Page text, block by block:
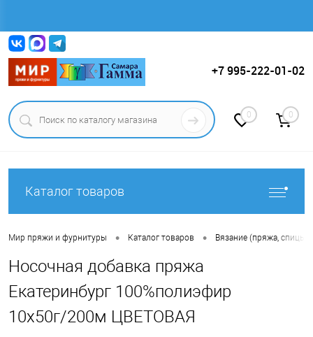
+7 995-222-01-02
0 0
Каталог товаров
Мир пряжи и фурнитуры • Каталог товаров • Вязание (пряжа, спицы,
Носочная добавка пряжа
Екатеринбург 100%полиэфир
10х50г/200м ЦВЕТОВАЯ